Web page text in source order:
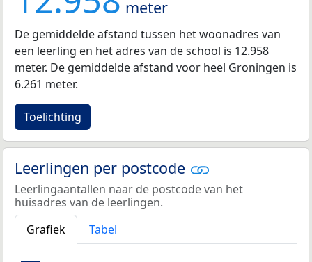
meter
De gemiddelde afstand tussen het woonadres van
een leerling en het adres van de school is 12.958
meter. De gemiddelde afstand voor heel Groningen is
6.261 meter.
Toelichting
Leerlingen per postcode
Leerlingaantallen naar de postcode van het
huisadres van de leerlingen.
Grafiek
Tabel